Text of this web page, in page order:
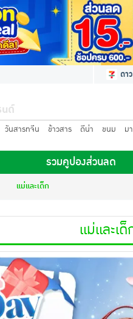
ดา
วันสารทจีน ข้าวสาร ดีน่า ขนม ม
รวมคูปองส่วนลด
แม่และเด็ก
แม่และเด็